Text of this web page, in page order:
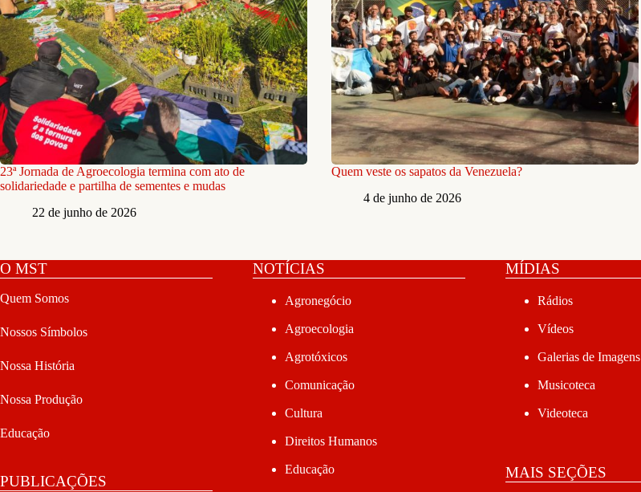
23ª Jornada de Agroecologia termina com ato de
solidariedade e partilha de sementes e mudas
22 de junho de 2026
Quem veste os sapatos da Venezuela?
4 de junho de 2026
O MST
Quem Somos
Nossos Símbolos
Nossa História
Nossa Produção
Educação
PUBLICAÇÕES
NOTÍCIAS
Agronegócio
Agroecologia
Agrotóxicos
Comunicação
Cultura
Direitos Humanos
Educação
MÍDIAS
Rádios
Vídeos
Galerias de Imagens
Musicoteca
Videoteca
MAIS SEÇÕES